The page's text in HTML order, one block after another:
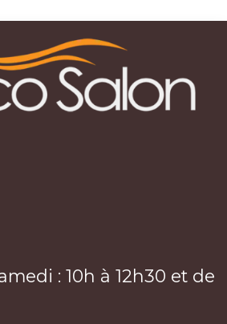
: 10h à 12h30 et de